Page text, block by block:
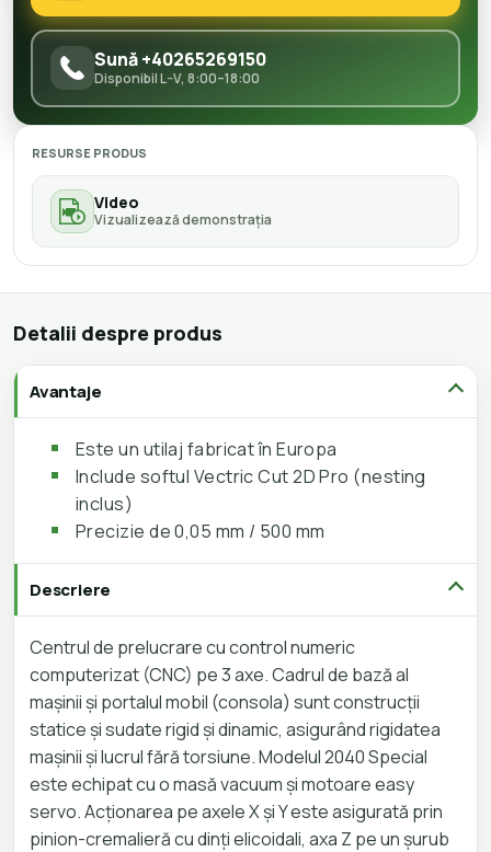
Sună +40265269150
Disponibil L–V, 8:00–18:00
RESURSE PRODUS
Video
Vizualizează demonstrația
Detalii despre produs
Avantaje
Este un utilaj fabricat în Europa
Include softul Vectric Cut 2D Pro (nesting
inclus)
Precizie de 0,05 mm / 500 mm
Descriere
Centrul de prelucrare cu control numeric
computerizat (CNC) pe 3 axe. Cadrul de bază al
mașinii și portalul mobil (consola) sunt construcții
statice și sudate rigid și dinamic, asigurând rigidatea
mașinii și lucrul fără torsiune. Modelul 2040 Special
este echipat cu o masă vacuum și motoare easy
servo. Acționarea pe axele X și Y este asigurată prin
pinion-cremalieră cu dinți elicoidali, axa Z pe un șurub